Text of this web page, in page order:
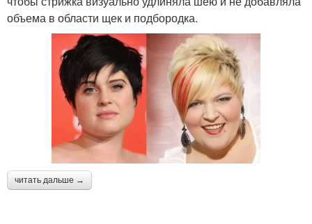
объема в области щек и подбородка.
читать дальше →